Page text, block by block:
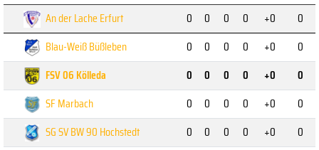
An der Lache Erfurt
0 0 0 0 +0
0
Blau-Weiß Büßleben
0 0 0 0 +0
0
FSV 06 Kölleda
0 0 0 0 +0
0
SF Marbach
0 0 0 0 +0
0
SG SV BW 90 Hochstedt
0 0 0 0 +0
0